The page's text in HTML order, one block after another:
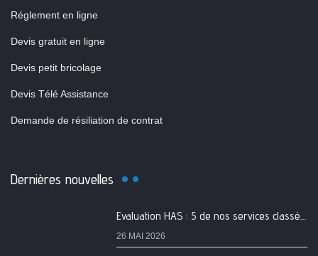
Réglement en ligne
Devis gratuit en ligne
Devis petit bricolage
Devis Télé Assistance
Demande de résiliation de contrat
Dernières nouvelles
Evaluation HAS : 5 de nos services classés A
26 MAI 2026